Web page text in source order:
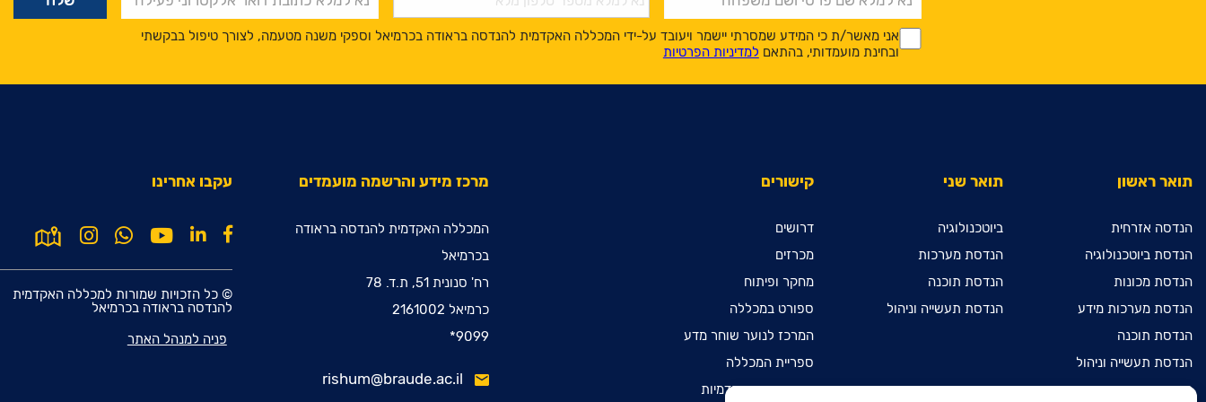
*
*
אני מאשר/ת כי המידע שמסרתי יישמר ויעובד על-ידי המכללה האקדמית להנדסה בראודה בכרמיאל וספקי משנה מטעמה, לצורך טיפול בבקשתי
ובחינת מועמדותי, בהתאם למדיניות הפרטיות
תואר ראשון
הנדסה אזרחית
הנדסת ביוטכנולוגיה
הנדסת מכונות
הנדסת מערכות מידע
הנדסת תוכנה
הנדסת תעשייה וניהול
מדעי המחשב
תואר שני
ביוטכנולוגיה
הנדסת מערכות
הנדסת תוכנה
הנדסת תעשייה וניהול
קישורים
דרושים
מכרזים
מחקר ופיתוח
ספורט במכללה
המרכז לנוער שוחר מדע
ספריית המכללה
מכינות קדם אקדמיות
מרכז מידע והרשמה מועמדים
המכללה האקדמית להנדסה בראודה
בכרמיאל
רח' סנונית 51, ת.ד. 78
כרמיאל 2161002
9099*
rishum@braude.ac.il
עקבו אחרינו
© כל הזכויות שמורות למכללה האקדמית
להנדסה בראודה בכרמיאל
פניה למנהל האתר